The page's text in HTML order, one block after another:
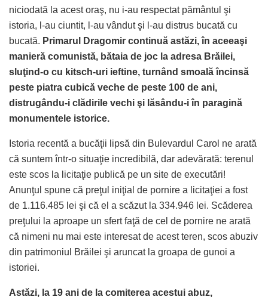
niciodată la acest oraş, nu i-au respectat pământul şi
istoria, l-au ciuntit, l-au vândut şi l-au distrus bucată cu
bucată. Primarul Dragomir continuă astăzi, în aceeaşi
manieră comunistă, bătaia de joc la adresa Brăilei,
sluţind-o cu kitsch-uri ieftine, turnând smoală încinsă
peste piatra cubică veche de peste 100 de ani,
distrugându-i clădirile vechi şi lăsându-i în paragină
monumentele istorice.
Istoria recentă a bucăţii lipsă din Bulevardul Carol ne arată
că suntem într-o situaţie incredibilă, dar adevărată: terenul
este scos la licitaţie publică pe un site de executări!
Anunţul spune că preţul iniţial de pornire a licitaţiei a fost
de 1.116.485 lei şi că el a scăzut la 334.946 lei. Scăderea
preţului la aproape un sfert faţă de cel de pornire ne arată
că nimeni nu mai este interesat de acest teren, scos abuziv
din patrimoniul Brăilei şi aruncat la groapa de gunoi a
istoriei.
Astăzi, la 19 ani de la comiterea acestui abuz,